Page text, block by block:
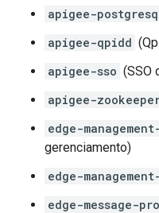
apigee-
apigee-qpidd
apigee-sso (SSO
apigee-
edge-
gerenciamento)
edge-
edge-message-